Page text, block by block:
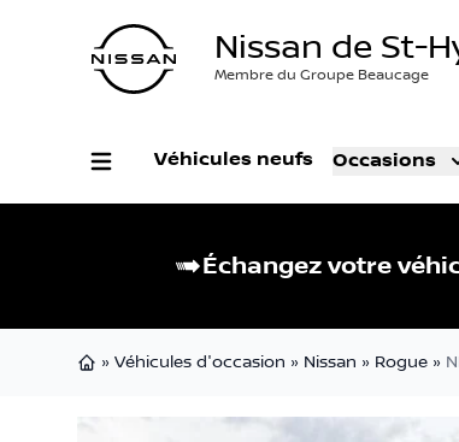
Nissan de St-
Membre du Groupe Beaucage
Véhicules neufs Occasions
Échangez votre
» Véhicules d'occasion » Nissan » Rogue »